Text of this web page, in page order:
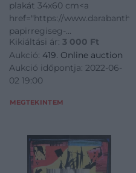
plakát 34x60 cm<a
href="https://
papirregiseg-
egyeb/Plakat~1000003/1978-
Unnepi-konyvhet-AKV-
plakat-34x60-cm~II2579151/?
Kikiáltási ár: 3 000 Ft
Aukció: 419. Online auction
Aukció időpontja: 2022-06-
02 19:00
MEGTEKINTEM